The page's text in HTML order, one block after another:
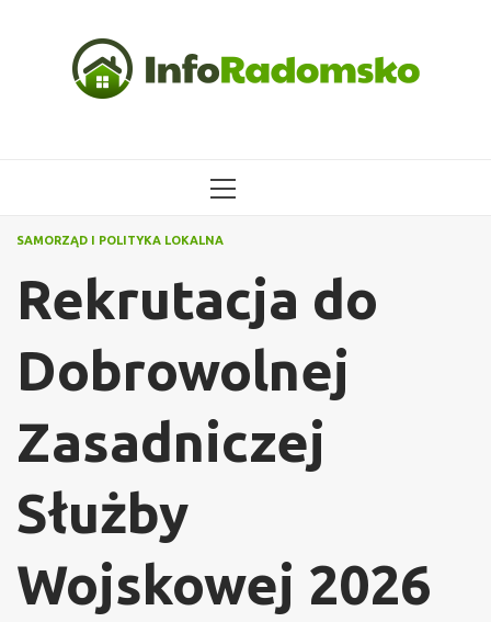
MENU
SAMORZĄD I POLITYKA LOKALNA
Rekrutacja do
Dobrowolnej
Zasadniczej
Służby
Wojskowej 2026